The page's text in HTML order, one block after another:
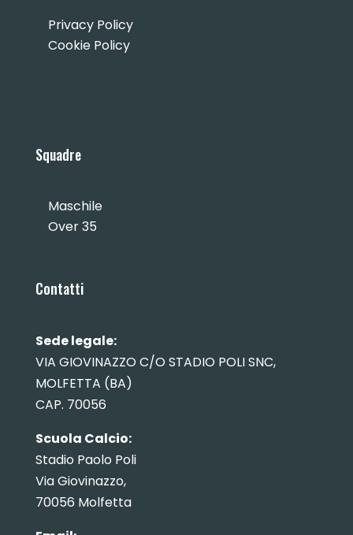
Privacy Policy
Cookie Policy
Squadre
Maschile
Over 35
Contatti
Sede legale:
VIA GIOVINAZZO C/O STADIO POLI SNC,
MOLFETTA (BA)
CAP. 70056
Scuola Calcio:
Stadio Paolo Poli
Via Giovinazzo,
70056 Molfetta